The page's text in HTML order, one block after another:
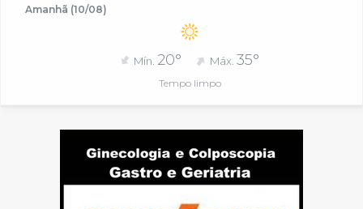
Amanhã (10/08)
Mín. 20° Máx.35°
Tempo limpo